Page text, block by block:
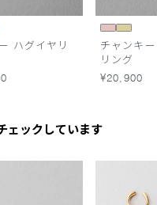
ハグイヤリ
チャンキ
リング
¥20,900
ェックしています